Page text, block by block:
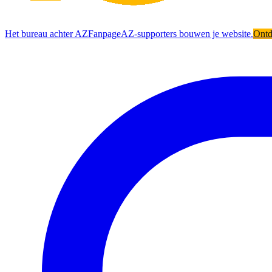
Het bureau achter AZFanpageAZ-supporters bouwen je website.